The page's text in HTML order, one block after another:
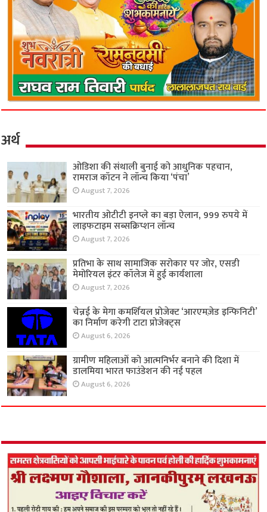
अर्थ
ओडिशा की संथाली बुनाई को आधुनिक पहचान,
रामराज कॉटन ने लॉन्च किया ‘पंचा’
August 7, 2026
भारतीय ओटीटी इनप्ले का बड़ा ऐलान, 999 रुपये में
लाइफटाइम सब्सक्रिप्शन लॉन्च
August 7, 2026
प्रतिभा के साथ सामाजिक सरोकार पर जोर, एसडी
मेमोरियल इंटर कॉलेज में हुई कार्यशाला
August 7, 2026
चेन्नई के मेगा कमर्शियल प्रोजेक्ट ‘आरएमज़ेड इन्फिनिटी’
का निर्माण करेगी टाटा प्रोजेक्ट्स
August 6, 2026
ग्रामीण महिलाओं को आत्मनिर्भर बनाने की दिशा में
डालमिया भारत फाउंडेशन की नई पहल
August 6, 2026